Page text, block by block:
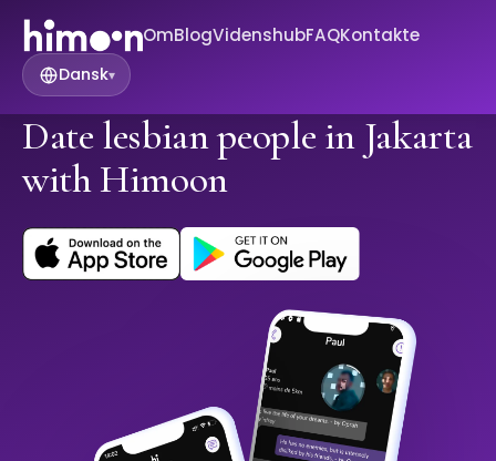
OmBlogVidenshubFAQKontakte
Dansk▾
Date lesbian people in Jakarta
with Himoon